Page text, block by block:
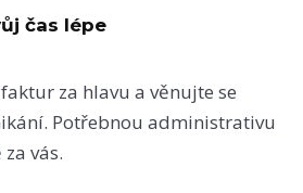
čas lépe
za hlavu a věnujte se
Potřebnou administrativu
vás.